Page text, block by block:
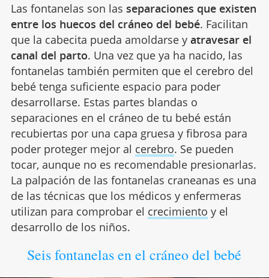
Las fontanelas son las separaciones que existen
entre los huecos del cráneo del bebé. Facilitan
que la cabecita pueda amoldarse y atravesar el
canal del parto. Una vez que ya ha nacido, las
fontanelas también permiten que el cerebro del
bebé tenga suficiente espacio para poder
desarrollarse. Estas partes blandas o
separaciones en el cráneo de tu bebé están
recubiertas por una capa gruesa y fibrosa para
poder proteger mejor al cerebro. Se pueden
tocar, aunque no es recomendable presionarlas.
La palpación de las fontanelas craneanas es una
de las técnicas que los médicos y enfermeras
utilizan para comprobar el crecimiento y el
desarrollo de los niños.
Seis fontanelas en el cráneo del bebé